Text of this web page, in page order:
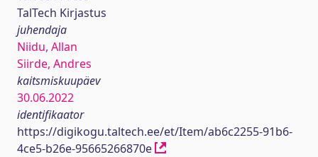
TalTech Kirjastus
juhendaja
Niidu, Allan
Siirde, Andres
kaitsmiskuupäev
30.06.2022
identifikaator
https://digikogu.taltech.ee/et/Item/ab6c2255-91b6-
4ce5-b26e-95665266870e